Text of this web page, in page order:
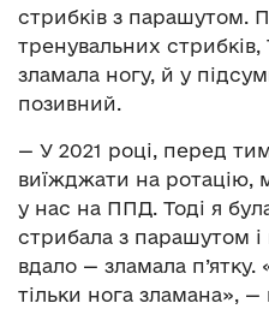
стрибків з парашутом.
тренувальних
зламала ногу, й у
позивний.
— У 2021 році, перед
виїжджати на ротацію,
у нас на ППД. Тоді я
стрибала з парашутом
вдало — зламала п’ятку.
тільки нога зламана», —